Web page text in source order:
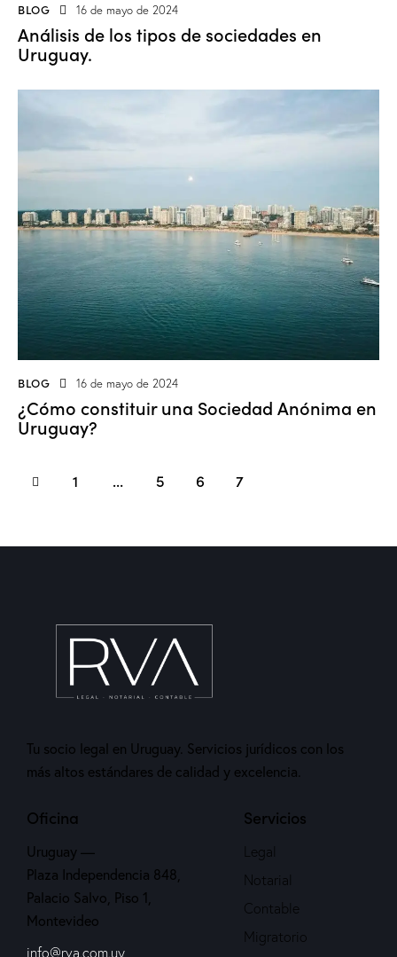
BLOG 16 de mayo de 2024
Análisis de los tipos de sociedades en
Uruguay.
BLOG 16 de mayo de 2024
¿Cómo constituir una Sociedad Anónima en
Uruguay?
1 … 5 6 7
Tu socio legal en Uruguay. Servicios jurídicos con los
más altos estándares de calidad y excelencia.
Oficina
Uruguay —
Plaza Independencia 848,
Palacio Salvo, Piso 1,
Montevideo
info@rva.com.uy
Servicios
Legal
Notarial
Contable
Migratorio